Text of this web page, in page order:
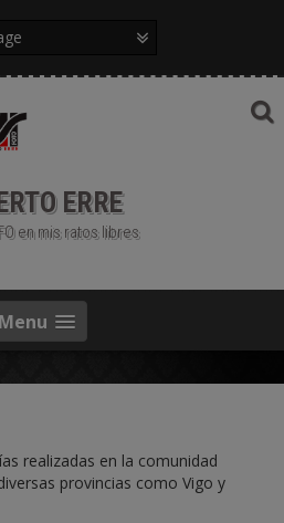
ERRE
en mis ratos libres
Menu
realizadas en la comunidad
provincias como Vigo y